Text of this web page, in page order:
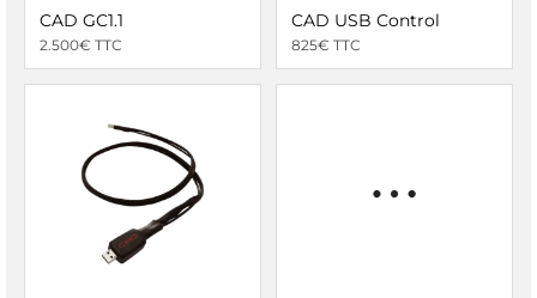
CAD GC1.1
2.500€ TTC
CAD USB Control
825€ TTC